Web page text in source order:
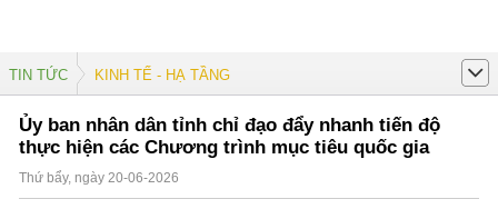
TIN TỨC KINH TẾ - HẠ TẦNG
Ủy ban nhân dân tỉnh chỉ đạo đẩy nhanh tiến độ
thực hiện các Chương trình mục tiêu quốc gia
Thứ bẩy, ngày 20-06-2026